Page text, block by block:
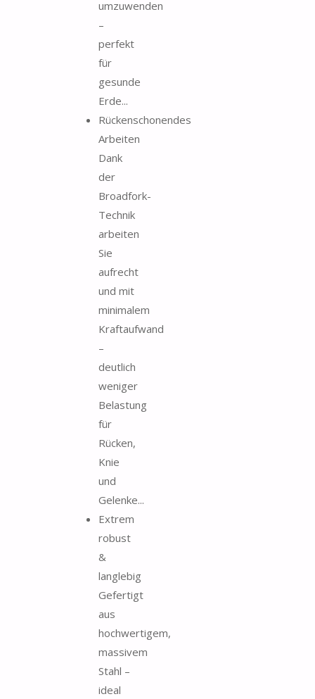
umzuwenden
–
perfekt
für
gesunde
Erde...
Rückenschonendes
Arbeiten
Dank
der
Broadfork-
Technik
arbeiten
Sie
aufrecht
und mit
minimalem
Kraftaufwand
–
deutlich
weniger
Belastung
für
Rücken,
Knie
und
Gelenke...
Extrem
robust
&
langlebig
Gefertigt
aus
hochwertigem,
massivem
Stahl –
ideal